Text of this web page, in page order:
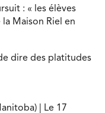
: « les élèves
Maison Riel en
dire des platitudes
| Le 17